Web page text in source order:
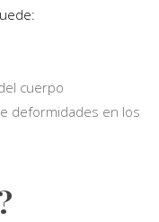
cuerpo
deformidades en los